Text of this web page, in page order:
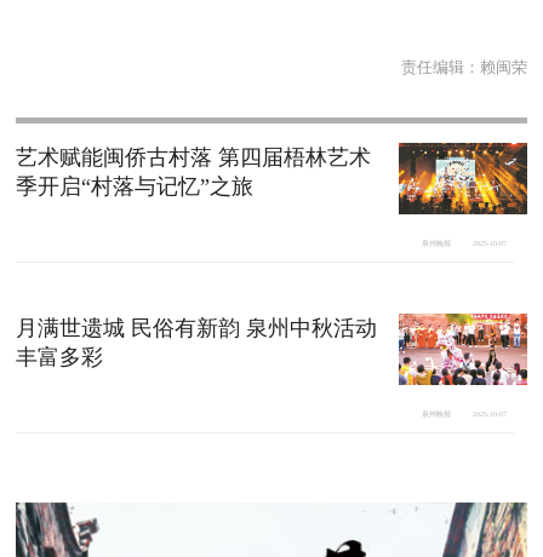
责任编辑： 赖闽荣
艺术赋能闽侨古村落 第四届梧林艺术
季开启“村落与记忆”之旅
泉州晚报 2025-10-07
月满世遗城 民俗有新韵 泉州中秋活动
丰富多彩
泉州晚报 2025-10-07